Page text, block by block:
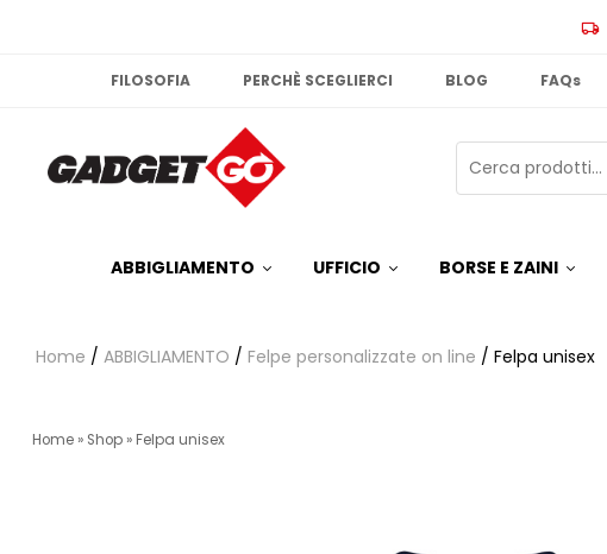
FILOSOFIA PERCHÈ SCEGLIERCI BLOG FAQs
ABBIGLIAMENTO UFFICIO BORSE E ZAINI
Home / ABBIGLIAMENTO / Felpe personalizzate on line / Felpa unisex
Home » Shop » Felpa unisex